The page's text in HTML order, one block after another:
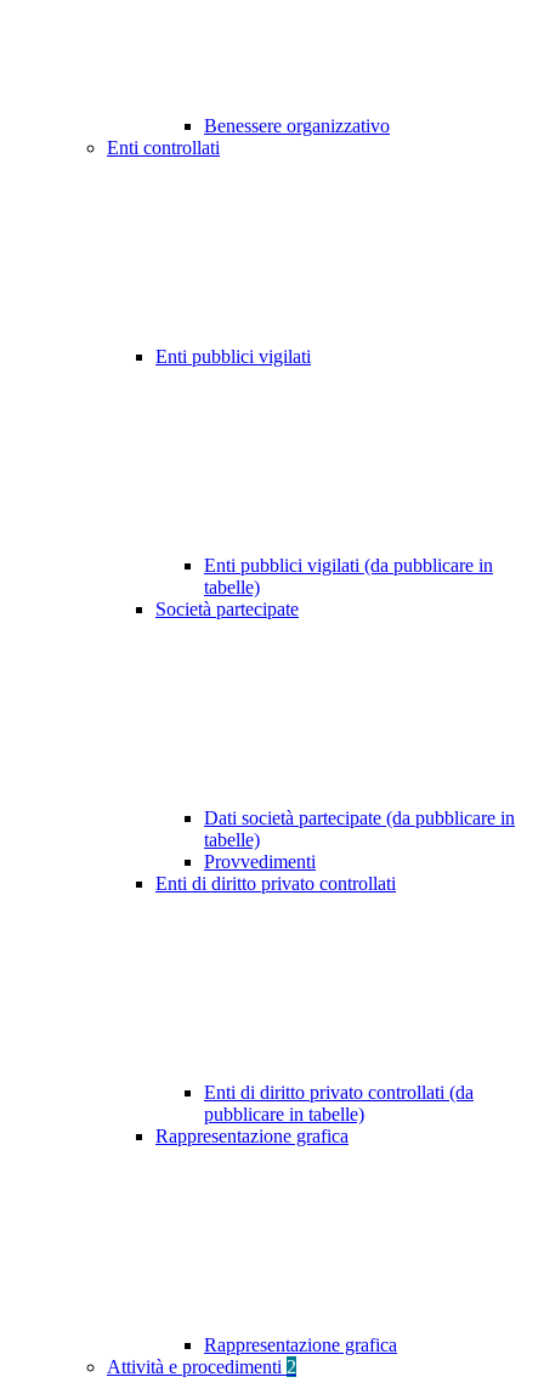
Benessere organizzativo
Enti controllati
Enti pubblici vigilati
Enti pubblici vigilati (da pubblicare in
tabelle)
Società partecipate
Dati società partecipate (da pubblicare in
tabelle)
Provvedimenti
Enti di diritto privato controllati
Enti di diritto privato controllati (da
pubblicare in tabelle)
Rappresentazione grafica
Rappresentazione grafica
Attività e procedimenti 2